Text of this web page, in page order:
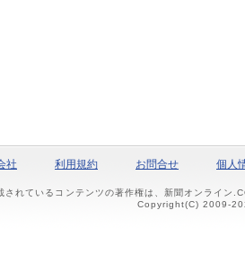
社 利用規約 お問合せ 個人
されているコンテンツの著作権は、新聞オンライン
Copyright(C) 2009-